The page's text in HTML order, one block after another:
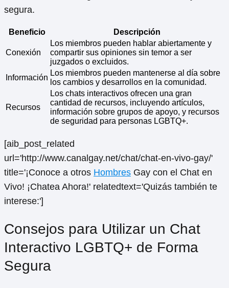
segura.
Beneficio Descripción
Conexión
Los miembros pueden hablar abiertamente y
compartir sus opiniones sin temor a ser
juzgados o excluidos.
Información
Los miembros pueden mantenerse al día sobre
los cambios y desarrollos en la comunidad.
Recursos
Los chats interactivos ofrecen una gran
cantidad de recursos, incluyendo artículos,
información sobre grupos de apoyo, y recursos
de seguridad para personas LGBTQ+.
[aib_post_related
url='http://www.canalgay.net/chat/chat-en-vivo-gay/'
title='¡Conoce a otros Hombres Gay con el Chat en
Vivo! ¡Chatea Ahora!' relatedtext='Quizás también te
interese:']
Consejos para Utilizar un Chat
Interactivo LGBTQ+ de Forma
Segura